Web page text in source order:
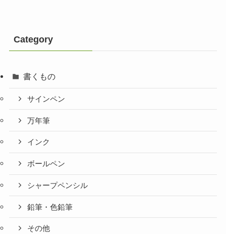
Category
書くもの
サインペン
万年筆
インク
ボールペン
シャープペンシル
鉛筆・色鉛筆
その他